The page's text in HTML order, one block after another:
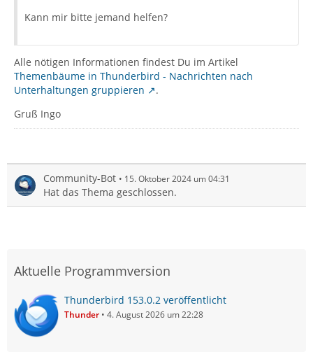
Kann mir bitte jemand helfen?
Alle nötigen Informationen findest Du im Artikel
Themenbäume in Thunderbird - Nachrichten nach
Unterhaltungen gruppieren
.
Gruß Ingo
Community-Bot 15. Oktober 2024 um 04:31
Hat das Thema geschlossen.
Aktuelle Programmversion
Thunderbird 153.0.2 veröffentlicht
Thunder 4. August 2026 um 22:28